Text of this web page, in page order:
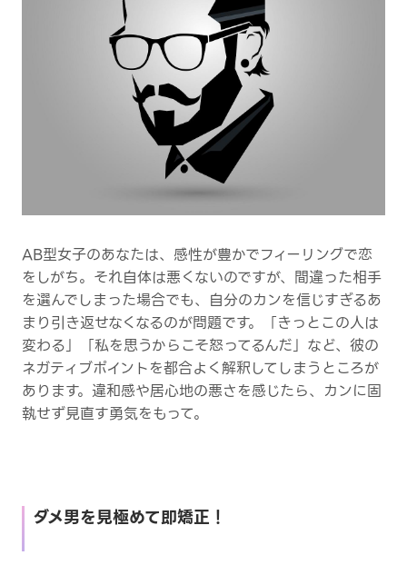
AB型女子のあなたは、感性が豊かでフィーリングで恋
をしがち。それ自体は悪くないのですが、間違った相手
を選んでしまった場合でも、自分のカンを信じすぎるあ
まり引き返せなくなるのが問題です。「きっとこの人は
変わる」「私を思うからこそ怒ってるんだ」など、彼の
ネガティブポイントを都合よく解釈してしまうところが
あります。違和感や居心地の悪さを感じたら、カンに固
執せず見直す勇気をもって。
ダメ男を見極めて即矯正！